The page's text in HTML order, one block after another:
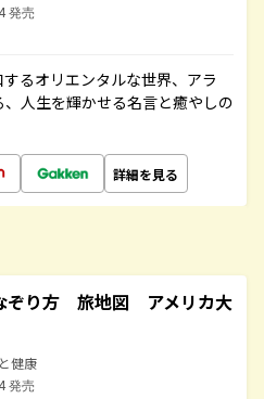
発売
るオリエンタルな世界、アラ
人生を輝かせる名言と癒やしの
詳細を見る
ぞり方 旅地図 アメリカ大
健康
発売